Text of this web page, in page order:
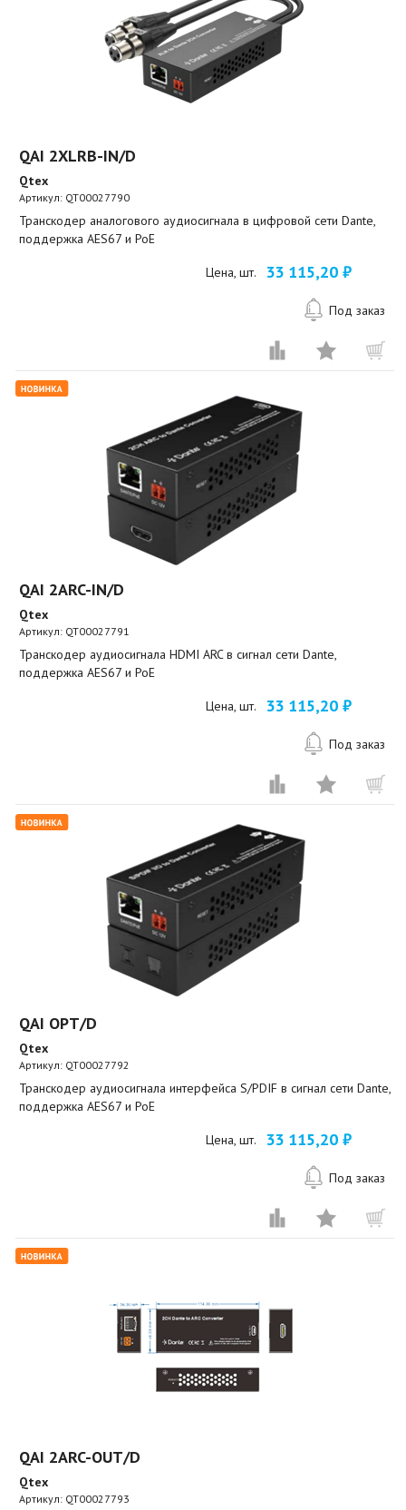
QAI 2XLRB-IN/D
Qtex
Артикул: QT00027790
Транскодер аналогового аудиосигнала в цифровой сети Dante,
поддержка AES67 и PoE
Цена, шт. 33 115,20 ₽
Под заказ
QAI 2ARC-IN/D
Qtex
Артикул: QT00027791
Транскодер аудиосигнала HDMI ARC в сигнал сети Dante,
поддержка AES67 и PoE
Цена, шт. 33 115,20 ₽
Под заказ
QAI OPT/D
Qtex
Артикул: QT00027792
Транскодер аудиосигнала интерфейса S/PDIF в сигнал сети Dante,
поддержка AES67 и PoE
Цена, шт. 33 115,20 ₽
Под заказ
QAI 2ARC-OUT/D
Qtex
Артикул: QT00027793